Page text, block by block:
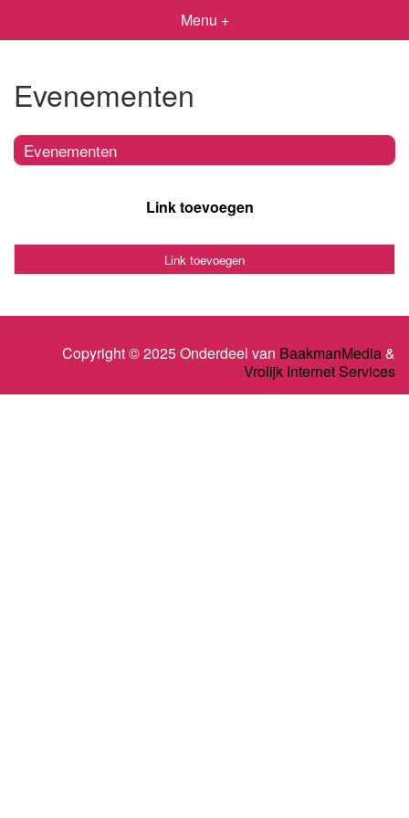
Menu +
Evenementen
Evenementen
Link toevoegen
Link toevoegen
Copyright © 2025 Onderdeel van BaakmanMedia&
Vrolijk Internet Services